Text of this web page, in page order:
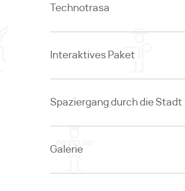
Technotrasa
Interaktives Paket
Spaziergang durch die Stadt
Galerie